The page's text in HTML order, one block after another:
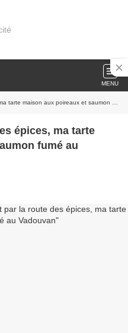
MENU
aux poireaux et saumon fumé au Vadouvan
épices, ma tarte
fumé au